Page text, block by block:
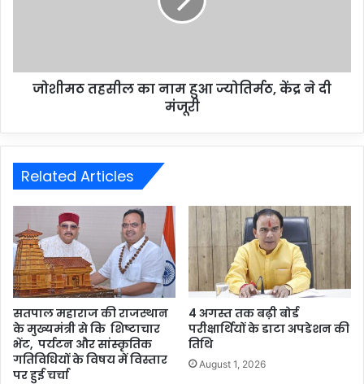
जोशीमठ तहसील का नाम हुआ ज्योतिर्मठ, केंद्र ने दी
मंजूरी
Related Articles
सतपाल महाराज की राजस्थान
के मुख्यमंत्री से कि शिष्टाचार
भेंट, पर्यटन और सांस्कृतिक
गतिविधियों के विषय में विस्तार
पर हुई चर्चा
4 अगस्त तक बढ़ी बोर्ड
परीक्षार्थियों के डाटा अपडेशन की
तिथि
August 1, 2026